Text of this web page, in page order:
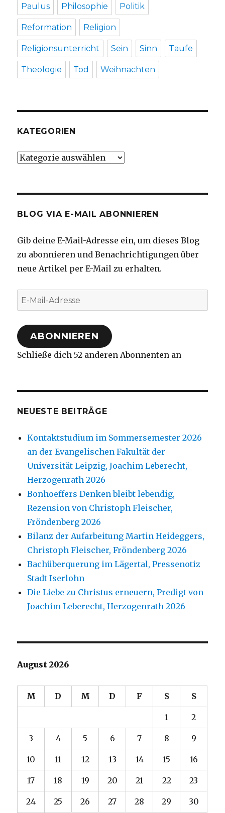
Paulus Philosophie Politik
Reformation Religion
Religionsunterricht Sein Sinn Taufe
Theologie Tod Weihnachten
KATEGORIEN
Kategorien
BLOG VIA E-MAIL ABONNIEREN
Gib deine E-Mail-Adresse ein, um dieses Blog
zu abonnieren und Benachrichtigungen über
neue Artikel per E-Mail zu erhalten.
E-
Mail-
Adresse
ABONNIEREN
Schließe dich 52 anderen Abonnenten an
NEUESTE BEITRÄGE
Kontaktstudium im Sommersemester 2026
an der Evangelischen Fakultät der
Universität Leipzig, Joachim Leberecht,
Herzogenrath 2026
Bonhoeffers Denken bleibt lebendig,
Rezension von Christoph Fleischer,
Fröndenberg 2026
Bilanz der Aufarbeitung Martin Heideggers,
Christoph Fleischer, Fröndenberg 2026
Bachüberquerung im Lägertal, Pressenotiz
Stadt Iserlohn
Die Liebe zu Christus erneuern, Predigt von
Joachim Leberecht, Herzogenrath 2026
August 2026
M D M D F S S
1 2
3 4 5 6 7 8 9
10 11 12 13 14 15 16
17 18 19 20 21 22 23
24 25 26 27 28 29 30